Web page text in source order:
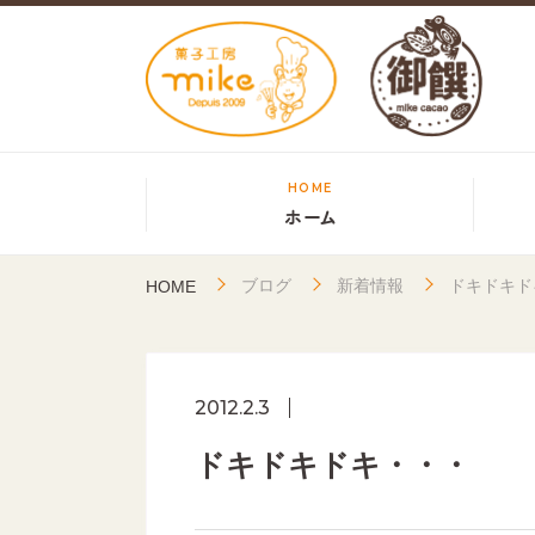
HOME
ホーム
HOME ブログ 新着情報 ドキドキ
2012.2.3
ドキドキドキ・・・